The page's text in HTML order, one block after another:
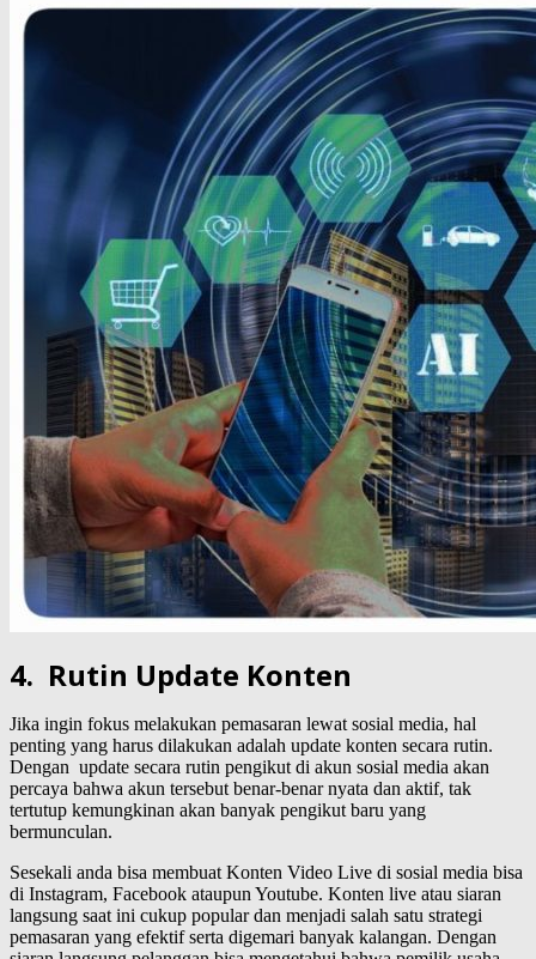
4. Rutin Update Konten
Jika ingin fokus melakukan pemasaran lewat sosial media, hal
penting yang harus dilakukan adalah update konten secara rutin.
Dengan update secara rutin pengikut di akun sosial media akan
percaya bahwa akun tersebut benar-benar nyata dan aktif, tak
tertutup kemungkinan akan banyak pengikut baru yang
bermunculan.
Sesekali anda bisa membuat Konten Video Live di sosial media bisa
di Instagram, Facebook ataupun Youtube. Konten live atau siaran
langsung saat ini cukup popular dan menjadi salah satu strategi
pemasaran yang efektif serta digemari banyak kalangan. Dengan